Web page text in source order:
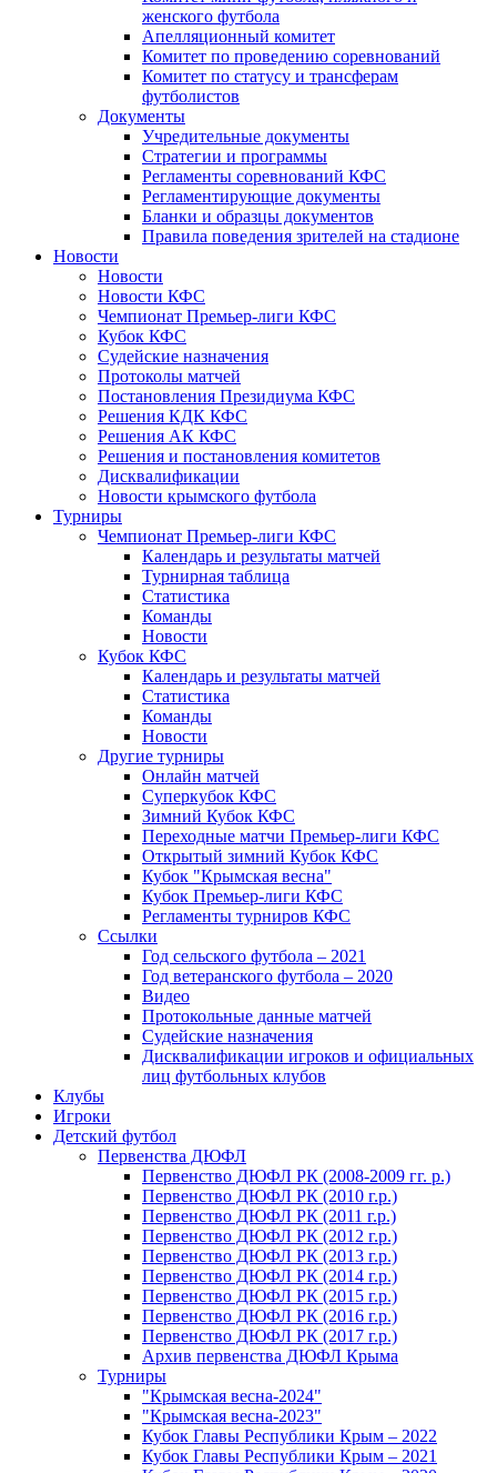
женского футбола
Апелляционный комитет
Комитет по проведению соревнований
Комитет по статусу и трансферам
футболистов
Документы
Учредительные документы
Стратегии и программы
Регламенты соревнований КФС
Регламентирующие документы
Бланки и образцы документов
Правила поведения зрителей на стадионе
Новости
Новости
Новости КФС
Чемпионат Премьер-лиги КФС
Кубок КФС
Судейские назначения
Протоколы матчей
Постановления Президиума КФС
Решения КДК КФС
Решения АК КФС
Решения и постановления комитетов
Дисквалификации
Новости крымского футбола
Турниры
Чемпионат Премьер-лиги КФС
Календарь и результаты матчей
Турнирная таблица
Статистика
Команды
Новости
Кубок КФС
Календарь и результаты матчей
Статистика
Команды
Новости
Другие турниры
Онлайн матчей
Суперкубок КФС
Зимний Кубок КФС
Переходные матчи Премьер-лиги КФС
Открытый зимний Кубок КФС
Кубок "Крымская весна"
Кубок Премьер-лиги КФС
Регламенты турниров КФС
Ссылки
Год сельского футбола – 2021
Год ветеранского футбола – 2020
Видео
Протокольные данные матчей
Судейские назначения
Дисквалификации игроков и официальных
лиц футбольных клубов
Клубы
Игроки
Детский футбол
Первенства ДЮФЛ
Первенство ДЮФЛ РК (2008-2009 гг. р.)
Первенство ДЮФЛ РК (2010 г.р.)
Первенство ДЮФЛ РК (2011 г.р.)
Первенство ДЮФЛ РК (2012 г.р.)
Первенство ДЮФЛ РК (2013 г.р.)
Первенство ДЮФЛ РК (2014 г.р.)
Первенство ДЮФЛ РК (2015 г.р.)
Первенство ДЮФЛ РК (2016 г.р.)
Первенство ДЮФЛ РК (2017 г.р.)
Архив первенства ДЮФЛ Крыма
Турниры
"Крымская весна-2024"
"Крымская весна-2023"
Кубок Главы Республики Крым – 2022
Кубок Главы Республики Крым – 2021